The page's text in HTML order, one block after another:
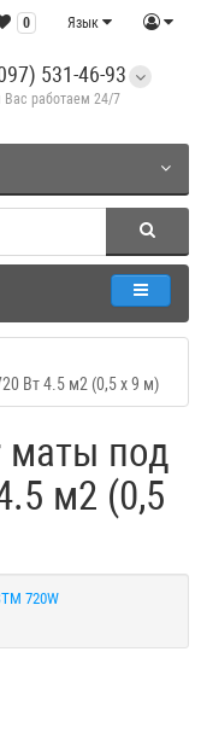
Язык
0
531-46-93
Вас работаем 24/7
Вт 4.5 м2 (0,5 х 9 м)
маты под
м2 (0,5
720W